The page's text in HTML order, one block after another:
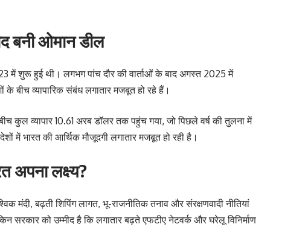
बनी ओमान डील
में शुरू हुई थी। लगभग पांच दौर की वार्ताओं के बाद अगस्त 2025 में
बीच व्यापारिक संबंध लगातार मजबूत हो रहे हैं।
कुल व्यापार 10.61 अरब डॉलर तक पहुंच गया, जो पिछले वर्ष की तुलना में
में भारत की आर्थिक मौजूदगी लगातार मजबूत हो रही है।
अपना लक्ष्य?
मंदी, बढ़ती शिपिंग लागत, भू-राजनीतिक तनाव और संरक्षणवादी नीतियां
सरकार को उम्मीद है कि लगातार बढ़ते एफटीए नेटवर्क और घरेलू विनिर्माण